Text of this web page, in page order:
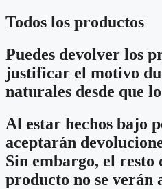
Todos los productos
Puedes devolver los
justificar el motivo
naturales desde que
Al estar hechos bajo
aceptarán
Sin embargo, el resto
producto no se verán